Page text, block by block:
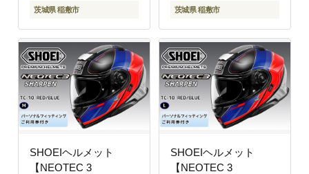
茨城県 稲敷市 茨城県 稲敷市
SHOEIヘルメット
【NEOTEC 3
SHOEIヘルメット
【NEOTEC 3